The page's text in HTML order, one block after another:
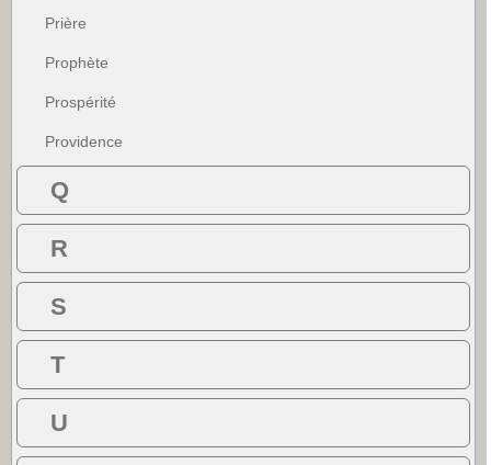
Prière
Prophète
Prospérité
Providence
Q
R
S
T
U